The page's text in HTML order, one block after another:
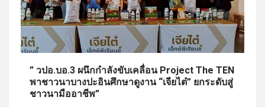
” วปอ.บอ.3 ผนึกกำลังขับเคลื่อน Project The TEN
พาชาวนาบางปะอินศึกษาดูงาน “เจียไต๋” ยกระดับสู่
ชาวนามืออาชีพ”